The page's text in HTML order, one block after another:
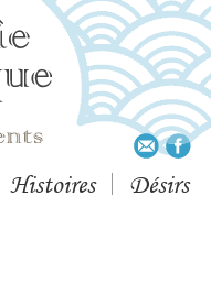
Histoires Désirs